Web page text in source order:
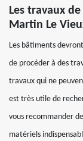
Les travaux
Martin Le
Les bâtiments
de procéder à des
travaux qui ne
est très utile de
vous recommander
matériels